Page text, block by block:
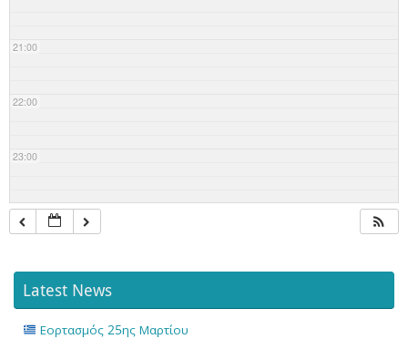
21:00
22:00
23:00
Latest News
Εορτασμός 25ης Μαρτίου